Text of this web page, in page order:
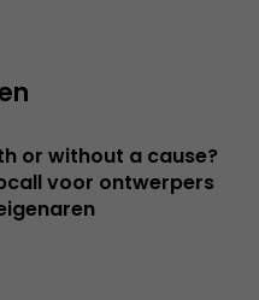
or without a cause?
voor ontwerpers